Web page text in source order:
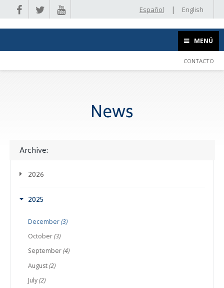
Español | English
MENÚ
CONTACTO
News
Archive:
2026
2025
December(3)
October(3)
September(4)
August(2)
July(2)